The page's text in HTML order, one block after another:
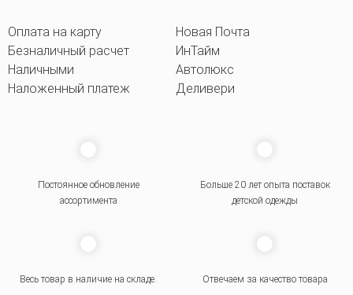
Оплата на карту
Безналичный расчет
Наличными
Наложенный платеж
Новая Почта
ИнТайм
Автолюкс
Деливери
Постоянное обновление
ассортимента
Больше 20 лет опыта поставок
детской одежды
Весь товар в наличие на складе. Отвечаем за качество товара